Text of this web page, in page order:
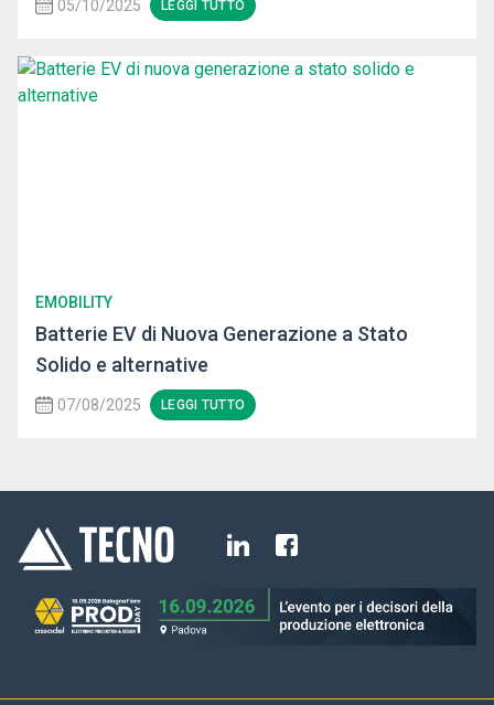
05/10/2025 LEGGI TUTTO
EMOBILITY
Batterie EV di Nuova Generazione a Stato
Solido e alternative
07/08/2025 LEGGI TUTTO